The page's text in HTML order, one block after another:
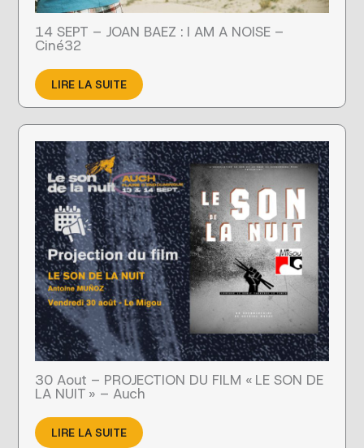
14 SEPT – JOAN BAEZ : I AM A NOISE –
Ciné32
LIRE LA SUITE
30 Aout – PROJECTION DU FILM « LE SON DE
LA NUIT » – Auch
LIRE LA SUITE